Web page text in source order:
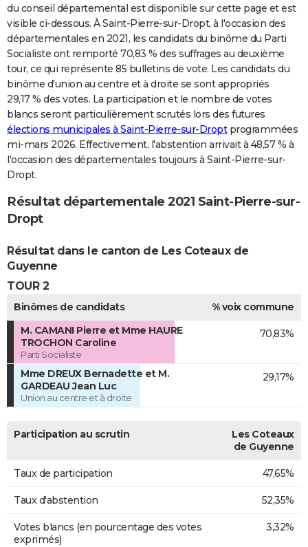
Bricolage
Lifestyle
Culture
Sport
Auto
Television
Voyage
Cinema
du conseil départemental est disponible sur cette page et est
visible ci-dessous. À Saint-Pierre-sur-Dropt, à l'occasion des
départementales en 2021, les candidats du binôme du Parti
Socialiste ont remporté 70,83 % des suffrages au deuxième
tour, ce qui représente 85 bulletins de vote. Les candidats du
binôme d'union au centre et à droite se sont appropriés
29,17 % des votes. La participation et le nombre de votes
blancs seront particulièrement scrutés lors des futures
élections municipales à Saint-Pierre-sur-Droptprogrammées
mi-mars 2026. Effectivement, l'abstention arrivait à 48,57 % à
l'occasion des départementales toujours à Saint-Pierre-sur-
Dropt.
Résultat départementale 2021 Saint-Pierre-sur-
Dropt
Résultat dans le canton de Les Coteaux de
Guyenne
TOUR 2
Binômes de candidats
% voix commune
M. CAMANI Pierre et Mme HAURE
TROCHON Caroline
Parti Socialiste
70,83%
Mme DREUX Bernadette et M.
GARDEAU Jean Luc
Union au centre et à droite
29,17%
Participation au scrutin
Les Coteaux
de Guyenne
Taux de participation 47,65%
Taux d'abstention 52,35%
Votes blancs (en pourcentage des votes
exprimés)
3,32%